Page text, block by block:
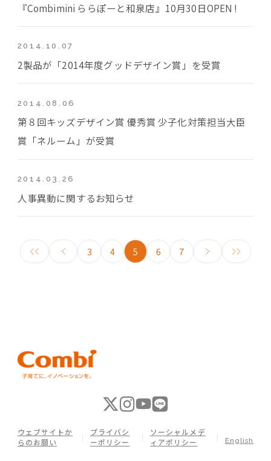
『Combimini ららぽーと和泉店』10月30日OPEN !
2014.10.07
2製品が「2014年度グッドデザイン賞」を受賞
2014.08.06
第８回キッズデザイン賞 優秀賞 少子化対策担当大臣
賞「ネルーム」が受賞
2014.03.26
人事異動に関するお知らせ
3 4 5 6 7
ウェブサイトか
らのお願い
プライバシ
ーポリシー
ソーシャルメデ
ィアポリシー
English